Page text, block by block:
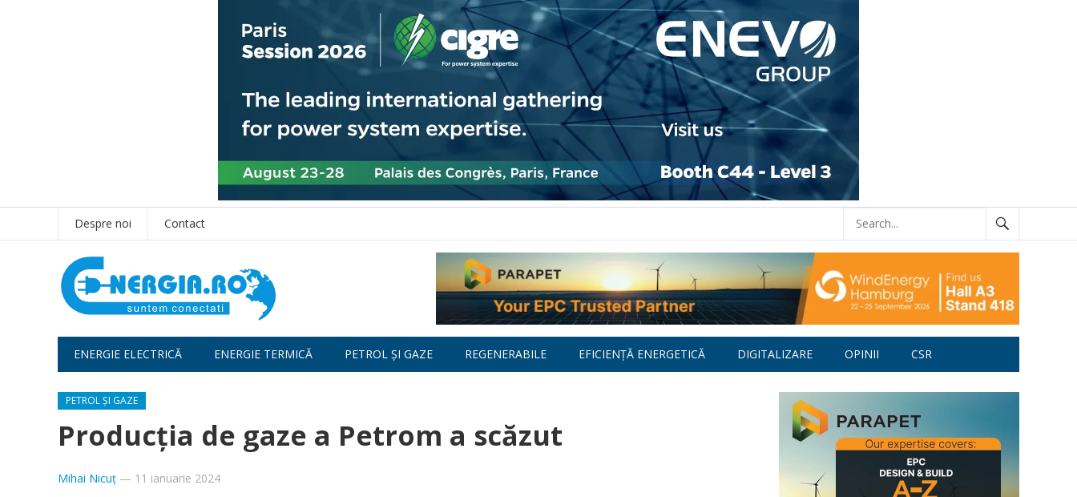
Despre noi Contact
ENERGIE ELECTRICĂ ENERGIE TERMICĂ PETROL ȘI GAZE REGENERABILE EFICIENȚĂ ENERGETICĂ DIGITALIZARE OPINII CSR
PETROL ȘI GAZE
Producția de gaze a Petrom a scăzut
Mihai Nicuț — 11 ianuarie 2024